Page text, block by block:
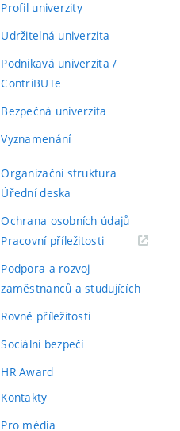
Profil univerzity
Udržitelná univerzita
Podnikavá univerzita /
ContriBUTe
Bezpečná univerzita
Vyznamenání
Organizační struktura
Úřední deska
Ochrana osobních údajů
Pracovní příležitosti(externí
Podpora a rozvoj
zaměstnanců a studujících
Rovné příležitosti
Sociální bezpečí
HR Award
Kontakty
Pro média